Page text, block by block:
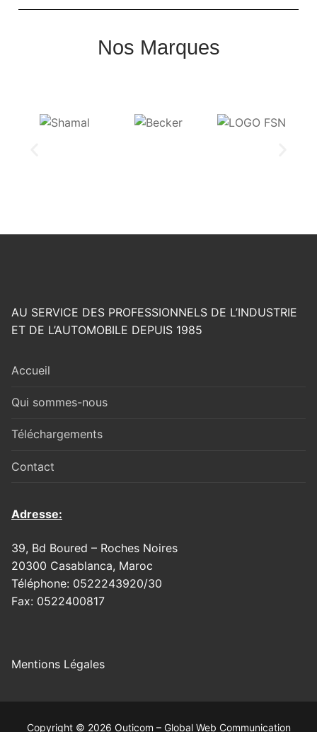
Nos Marques
AU SERVICE DES PROFESSIONNELS DE L’INDUSTRIE
ET DE L’AUTOMOBILE DEPUIS 1985
Accueil
Qui sommes-nous
Téléchargements
Contact
Adresse:
39, Bd Boured – Roches Noires
20300 Casablanca, Maroc
Téléphone: 0522243920/30
Fax: 0522400817
Mentions Légales
Copyright © 2026 Outicom – Global Web Communication